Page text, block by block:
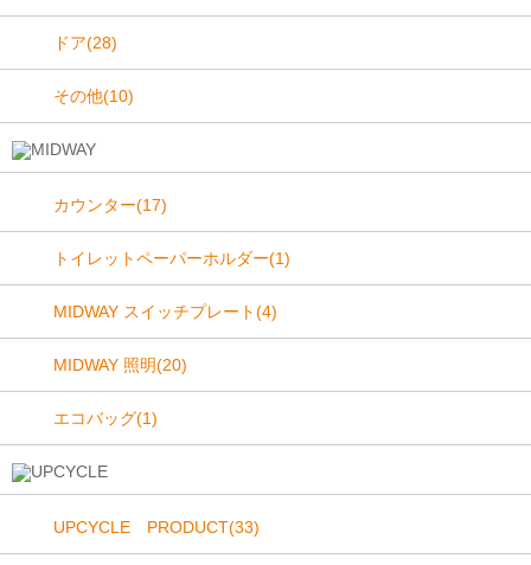
ドア(28)
その他(10)
カウンター(17)
トイレットペーパーホルダー(1)
MIDWAY スイッチプレート(4)
MIDWAY 照明(20)
エコバッグ(1)
UPCYCLE PRODUCT(33)